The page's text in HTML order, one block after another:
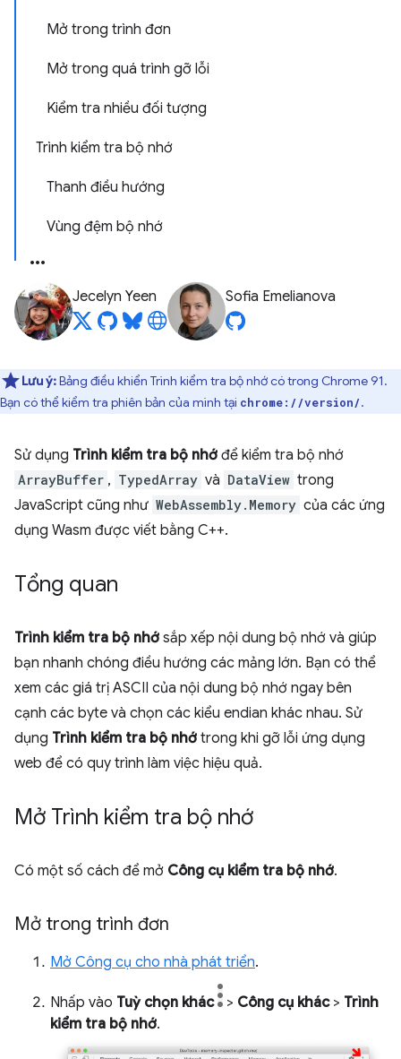
Mở trong trình đơn
Mở trong quá trình gỡ lỗi
Kiểm tra nhiều đối tượng
Trình kiểm tra bộ nhớ
Thanh điều hướng
Vùng đệm bộ nhớ
Jecelyn Yeen Sofia Emelianova
Lưu ý:Bảng điều khiển Trình kiểm tra bộ nhớ có trong Chrome 91.
Bạn có thể kiểm tra phiên bản của mình tại chrome://version/.
Sử dụng Trình kiểm tra bộ nhớ để kiểm tra bộ nhớ
ArrayBuffer , TypedArray và DataView trong
JavaScript cũng như WebAssembly.Memory của các ứng
dụng Wasm được viết bằng C++.
Tổng quan
Trình kiểm tra bộ nhớ sắp xếp nội dung bộ nhớ và giúp
bạn nhanh chóng điều hướng các mảng lớn. Bạn có thể
xem các giá trị ASCII của nội dung bộ nhớ ngay bên
cạnh các byte và chọn các kiểu endian khác nhau. Sử
dụng Trình kiểm tra bộ nhớ trong khi gỡ lỗi ứng dụng
web để có quy trình làm việc hiệu quả.
Mở Trình kiểm tra bộ nhớ
Có một số cách để mở Công cụ kiểm tra bộ nhớ.
Mở trong trình đơn
Mở Công cụ cho nhà phát triển.
Nhấp vào Tuỳ chọn khác > Công cụ khác> Trình
kiểm tra bộ nhớ.